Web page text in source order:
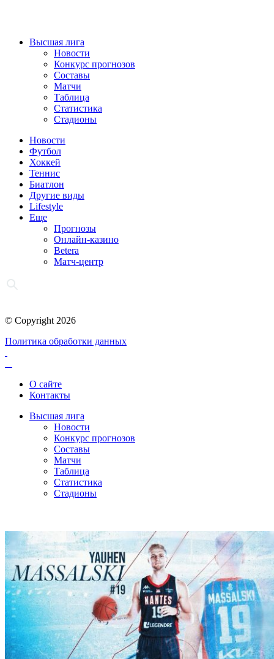
Высшая лига
Новости
Конкурс прогнозов
Составы
Матчи
Таблица
Статистика
Стадионы
Новости
Футбол
Хоккей
Теннис
Биатлон
Другие виды
Lifestyle
Еще
Прогнозы
Онлайн-казино
Betera
Матч-центр
© Copyright 2026
Политика обработки данных
О сайте
Контакты
Высшая лига
Новости
Конкурс прогнозов
Составы
Матчи
Таблица
Статистика
Стадионы